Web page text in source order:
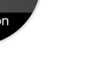
used.
Consent
Platform